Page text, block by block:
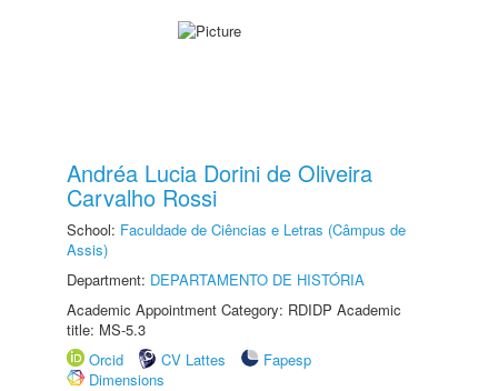
Andréa Lucia Dorini de Oliveira
Carvalho Rossi
School: Faculdade de Ciências e Letras (Câmpus de
Assis)
Department: DEPARTAMENTO DE HISTÓRIA
Academic Appointment Category: RDIDP Academic
title: MS-5.3
Orcid
CV Lattes
Fapesp
Dimensions